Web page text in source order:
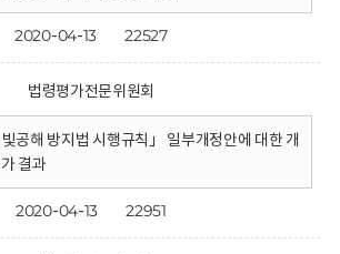
2020-04-13 22527
법령평가전문위원회
빛공해 방지법 시행규칙」 일부개정안에 대한 개
결과
2020-04-13 22951